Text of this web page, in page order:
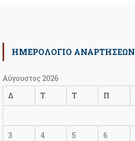
ΗΜΕΡΟΛΟΓΙΟ ΑΝΑΡΤΗΣΕΩΝ
Αύγουστος 2026
Δ
Τ Τ Π
3 4 5 6